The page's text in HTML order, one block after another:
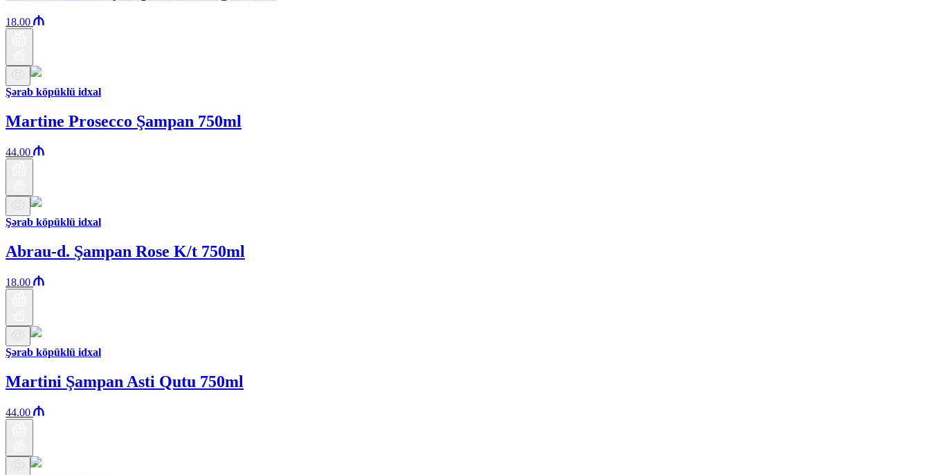
18.00
Şərab köpüklü idxal
Martine Prosecco Şampan 750ml
44.00
Şərab köpüklü idxal
Abrau-d. Şampan Rose K/t 750ml
18.00
Şərab köpüklü idxal
Martini Şampan Asti Qutu 750ml
44.00